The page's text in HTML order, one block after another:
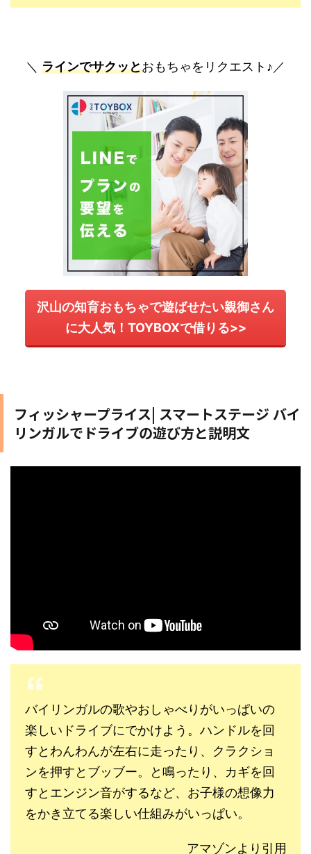
＼ ラインでサクッとおもちゃをリクエスト♪／
沢山の知育おもちゃで遊ばせたい親御さん
に大人気！TOYBOXで借りる>>
フィッシャープライス| スマートステージ バイ
リンガルでドライブの遊び方と説明文
バイリンガルの歌やおしゃべりがいっぱいの
楽しいドライブにでかけよう。ハンドルを回
すとわんわんが左右に走ったり、クラクショ
ンを押すとブッブー。と鳴ったり、カギを回
すとエンジン音がするなど、お子様の想像力
をかき立てる楽しい仕組みがいっぱい。
アマゾンより引用